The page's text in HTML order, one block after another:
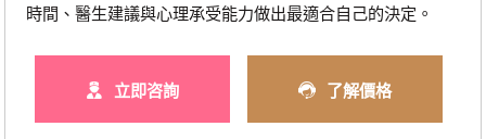
時間、醫生建議與心理承受能力做出最適合自己的決定。
立即咨詢 了解價格